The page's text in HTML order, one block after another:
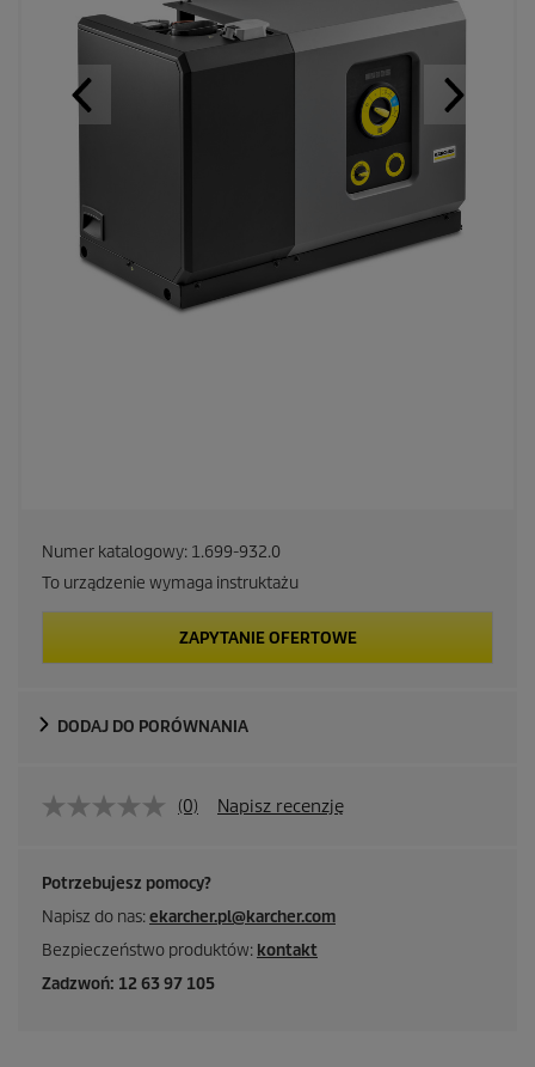
Numer katalogowy: 1.699-932.0
To urządzenie wymaga instruktażu
ZAPYTANIE OFERTOWE
DODAJ DO PORÓWNANIA
(0) Napisz recenzję
Potrzebujesz pomocy?
Napisz do nas:ekarcher.pl@karcher.com
Bezpieczeństwo produktów: kontakt
Zadzwoń: 12 63 97 105